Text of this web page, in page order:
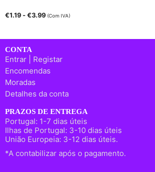
€1.19 - €3.99 (Com IVA)
CONTA
Entrar | Registar
Encomendas
Moradas
Detalhes da conta
PRAZOS DE ENTREGA
Portugal: 1-7 dias úteis
Ilhas de Portugal: 3-10 dias úteis
União Europeia: 3-12 dias úteis.
*A contabilizar após o pagamento.